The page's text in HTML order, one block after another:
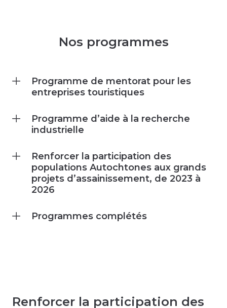
Nos programmes
Programme de mentorat pour les
entreprises touristiques
Programme d’aide à la recherche
industrielle
Renforcer la participation des
populations Autochtones aux grands
projets d’assainissement, de 2023 à
2026
Programmes complétés
Renforcer la participation des